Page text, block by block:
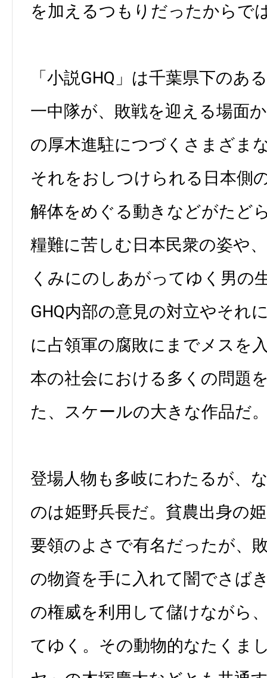
を加えるつもりだったからで
「小説GHQ」は千葉県下のあ
一中隊が、敗戦を迎える場面
の厚木進駐につづくさまざま
それをおしつけられる日本側
解体をめぐる動きなどがたど
糧難に苦しむ日本民衆の姿や
くみにのしあがってゆく男の
GHQ内部の意見の対立やそれ
に占領軍の腐敗にまでメスを
本の社会における多くの問題
た、スケールの大きな作品だ
登場人物も多岐にわたるが、
のは姫野兵長だ。貧農出身の
要領のよさで有名だったが、
の物資を手に入れて闇でさば
の権威を利用して儲けながら
てゆく。その動物的なたくま